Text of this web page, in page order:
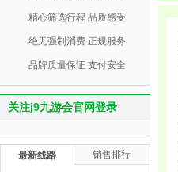
精心筛选行程 品质感受
绝无强制消费 正规服务
品牌质量保证 支付安全
关注j9九游会官网登录
最新线路 销售排行